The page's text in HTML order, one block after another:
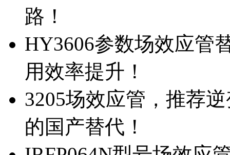
路！
HY3606参数场效应管
用效率提升！
3205场效应管，推荐
的国产替代！